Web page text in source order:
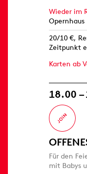
Wieder im
Opernhaus
20/10 €,
Zeitpunkt
Karten ab
18.00 –
Für den
mit Babys